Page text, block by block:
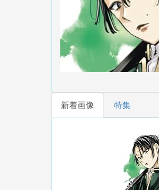
新着画像 特集